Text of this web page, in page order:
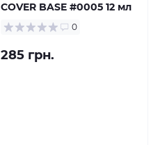
COVER BASE #0005 12 мл
0
285 грн.